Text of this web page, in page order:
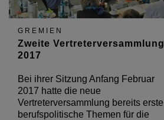
GREMIEN
Zweite Vertreterversammlung
2017
Bei ihrer Sitzung Anfang Februar
2017 hatte die neue
Vertreterversammlung bereits erste
berufspolitische Themen für die